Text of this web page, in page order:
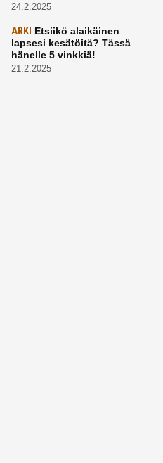
24.2.2025
ARKI Etsiikö alaikäinen
lapsesi kesätöitä? Tässä
hänelle 5 vinkkiä!
21.2.2025